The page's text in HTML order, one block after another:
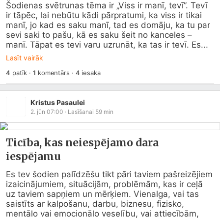
Šodienas svētrunas tēma ir „Viss ir manī, tevī”. Tevī
ir tāpēc, lai nebūtu kādi pārpratumi, ka viss ir tikai
manī, jo kad es saku manī, tad es domāju, ka tu par
sevi saki to pašu, kā es saku šeit no kanceles –
manī. Tāpat es tevi varu uzrunāt, ka tas ir tevī. Es...
Lasīt vairāk
4 patīk ·1 komentārs · 4 iesaka
Kristus Pasaulei
2. jūn 07:00 · Lasīšanai 59 min
Ticība, kas neiespējamo dara
iespējamu
Es tev šodien palīdzēšu tikt pāri taviem pašreizējiem
izaicinājumiem, situācijām, problēmām, kas ir ceļā
uz taviem sapņiem un mērķiem. Vienalga, vai tas
saistīts ar kalpošanu, darbu, biznesu, fizisko,
mentālo vai emocionālo veselību, vai attiecībām,